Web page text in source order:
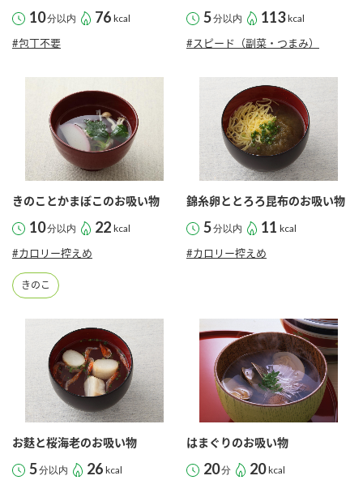
お酢を知ろう！
すしラボ
納豆の豆知識
鍋奉行マニュアル
ミツカンのCM
ロングセラー商品 ＋ おすすめレシピ
人気商品 ＋ おすすめレシピ
各部門が大切にしていること
キッザニア東京「ぽん酢工房」
お問い合わせ
ミツカン公式通販
業務用サイト ミツカングループについて 製造所固有記号一覧
10分以内 76 kcal
#包丁不要
5分以内 113 kcal
#スピード（副菜・つまみ）
きのことかまぼこのお吸い物
10分以内 22 kcal
#カロリー控えめ
きのこ
錦糸卵ととろろ昆布のお吸い物
5分以内 11 kcal
#カロリー控えめ
お麩と桜海老のお吸い物
5分以内 26 kcal
はまぐりのお吸い物
20分 20 kcal